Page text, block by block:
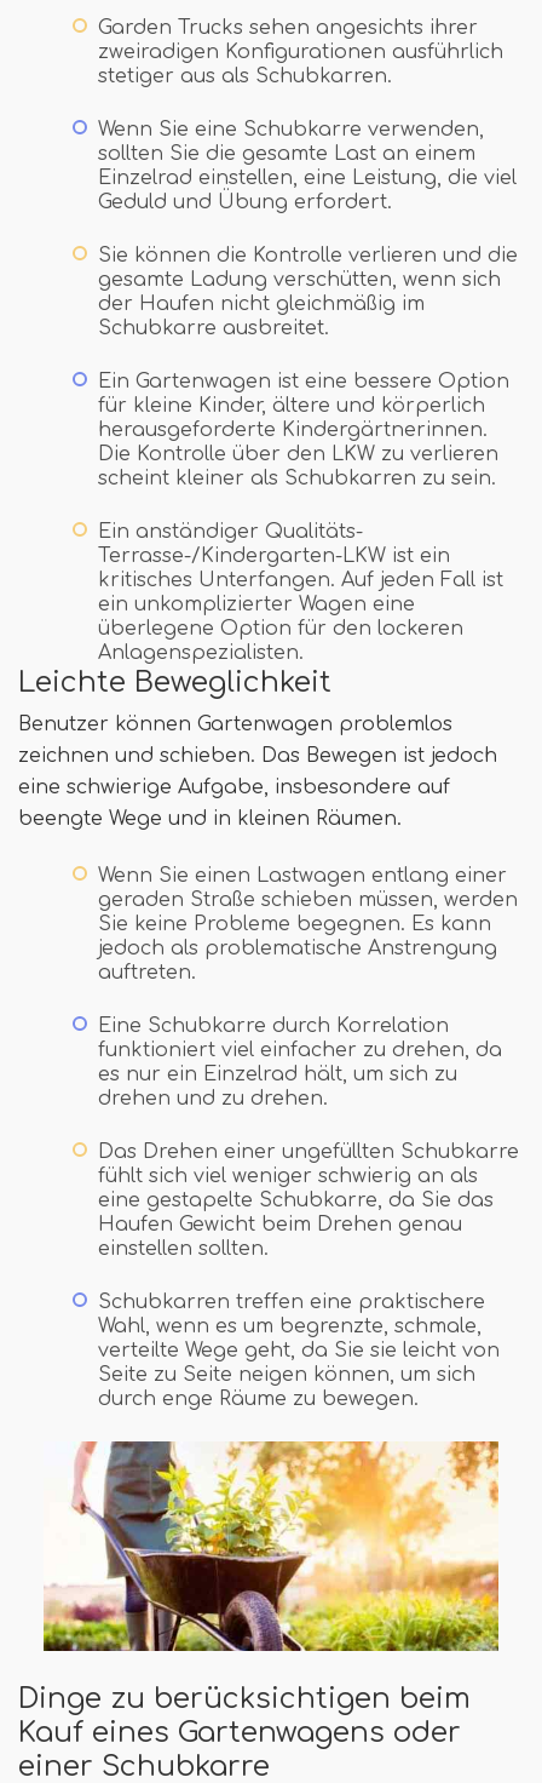
Garden Trucks sehen angesichts ihrer
zweiradigen Konfigurationen ausführlich
stetiger aus als Schubkarren.
Wenn Sie eine Schubkarre verwenden,
sollten Sie die gesamte Last an einem
Einzelrad einstellen, eine Leistung, die viel
Geduld und Übung erfordert.
Sie können die Kontrolle verlieren und die
gesamte Ladung verschütten, wenn sich
der Haufen nicht gleichmäßig im
Schubkarre ausbreitet.
Ein Gartenwagen ist eine bessere Option
für kleine Kinder, ältere und körperlich
herausgeforderte Kindergärtnerinnen.
Die Kontrolle über den LKW zu verlieren
scheint kleiner als Schubkarren zu sein.
Ein anständiger Qualitäts-
Terrasse-/Kindergarten-LKW ist ein
kritisches Unterfangen. Auf jeden Fall ist
ein unkomplizierter Wagen eine
überlegene Option für den lockeren
Anlagenspezialisten.
Leichte Beweglichkeit
Benutzer können Gartenwagen problemlos
zeichnen und schieben. Das Bewegen ist jedoch
eine schwierige Aufgabe, insbesondere auf
beengte Wege und in kleinen Räumen.
Wenn Sie einen Lastwagen entlang einer
geraden Straße schieben müssen, werden
Sie keine Probleme begegnen. Es kann
jedoch als problematische Anstrengung
auftreten.
Eine Schubkarre durch Korrelation
funktioniert viel einfacher zu drehen, da
es nur ein Einzelrad hält, um sich zu
drehen und zu drehen.
Das Drehen einer ungefüllten Schubkarre
fühlt sich viel weniger schwierig an als
eine gestapelte Schubkarre, da Sie das
Haufen Gewicht beim Drehen genau
einstellen sollten.
Schubkarren treffen eine praktischere
Wahl, wenn es um begrenzte, schmale,
verteilte Wege geht, da Sie sie leicht von
Seite zu Seite neigen können, um sich
durch enge Räume zu bewegen.
Dinge zu berücksichtigen beim
Kauf eines Gartenwagens oder
einer Schubkarre